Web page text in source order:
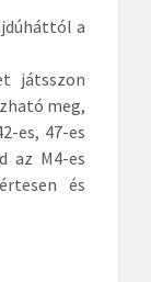
a
játsszon
meg,
es, 47-es
az M4-es
és